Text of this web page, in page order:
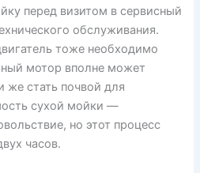
перед визитом в сервисный
обслуживания.
тоже необходимо
мотор вполне может
же стать почвой для
сухой мойки —
но этот процесс
часов.